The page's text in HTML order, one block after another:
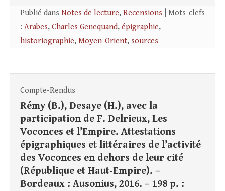
Publié dans Notes de lecture, Recensions | Mots-clefs
: Arabes, Charles Genequand, épigraphie,
historiographie, Moyen-Orient, sources
Compte-Rendus
Rémy (B.), Desaye (H.), avec la
participation de F. Delrieux, Les
Voconces et l’Empire. Attestations
épigraphiques et littéraires de l’activité
des Voconces en dehors de leur cité
(République et Haut‑Empire). –
Bordeaux : Ausonius, 2016. – 198 p. :